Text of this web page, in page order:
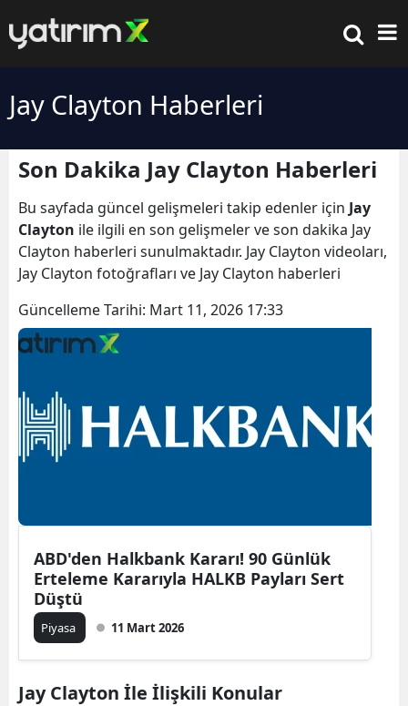
Jay Clayton Haberleri
Son Dakika Jay Clayton Haberleri
Bu sayfada güncel gelişmeleri takip edenler için Jay
Clayton ile ilgili en son gelişmeler ve son dakika Jay
Clayton haberleri sunulmaktadır. Jay Clayton videoları,
Jay Clayton fotoğrafları ve Jay Clayton haberleri
Güncelleme Tarihi: Mart 11, 2026 17:33
ABD'den Halkbank Kararı! 90 Günlük
Erteleme Kararıyla HALKB Payları Sert
Düştü
Piyasa 11 Mart 2026
Jay Clayton İle İlişkili Konular